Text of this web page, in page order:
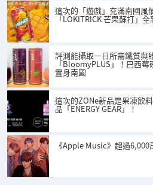
這次的「遊戲」充滿南國風
「LOKITRICK 芒果蘇打」全
評測能攝取一日所需鐵質與
「BloomyPLUS」！巴西莓
置身南國
這次的ZONe新品是果凍飲
品「ENERGY GEAR」！
《Apple Music》超過